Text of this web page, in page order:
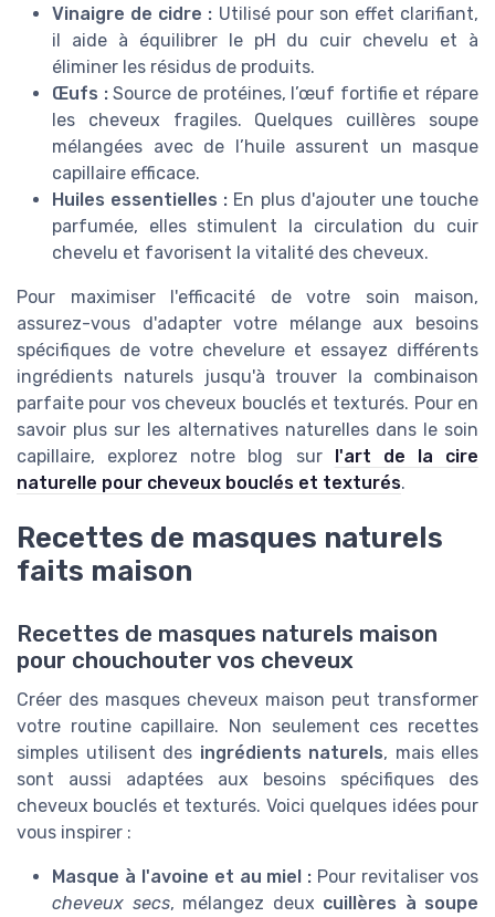
Vinaigre de cidre : Utilisé pour son effet clarifiant,
il aide à équilibrer le pH du cuir chevelu et à
éliminer les résidus de produits.
Œufs :Source de protéines, l’œuf fortifie et répare
les cheveux fragiles. Quelques cuillères soupe
mélangées avec de l’huile assurent un masque
capillaire efficace.
Huiles essentielles : En plus d'ajouter une touche
parfumée, elles stimulent la circulation du cuir
chevelu et favorisent la vitalité des cheveux.
Pour maximiser l'efficacité de votre soin maison,
assurez-vous d'adapter votre mélange aux besoins
spécifiques de votre chevelure et essayez différents
ingrédients naturels jusqu'à trouver la combinaison
parfaite pour vos cheveux bouclés et texturés. Pour en
savoir plus sur les alternatives naturelles dans le soin
capillaire, explorez notre blog sur
l'art de la cire
naturelle pour cheveux bouclés et texturés.
Recettes de masques naturels
faits maison
Recettes de masques naturels maison
pour chouchouter vos cheveux
Créer des masques cheveux maison peut transformer
votre routine capillaire. Non seulement ces recettes
simples utilisent des ingrédients naturels, mais elles
sont aussi adaptées aux besoins spécifiques des
cheveux bouclés et texturés. Voici quelques idées pour
vous inspirer :
Masque à l'avoine et au miel : Pour revitaliser vos
cheveux secs, mélangez deux cuillères à soupe